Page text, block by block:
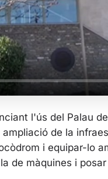
a
y
l'ús del Palau
de la
i equipar-lo
de màquines i